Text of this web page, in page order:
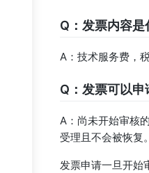
Q：发票内容是
A：技术服务费，
Q：发票可以
A：尚未开始审核
受理且不会被恢复
发票申请一旦开始